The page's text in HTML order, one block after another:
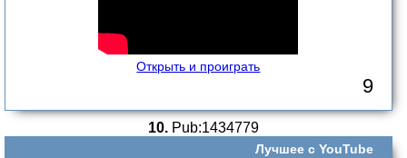
Открыть и проиграть
9
10. Pub:1434779
Лучшее с YouTube